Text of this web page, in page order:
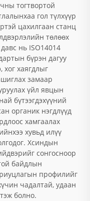
тогтвортой
гол түлхүүр
цахилгаан станц
төлөөх
нь ISO14014
бүрэн дагуу
хог хаягдлыг
замаар
үйл явцын
бүтээгдэхүүний
органик нэгдлүүд
хамгаалах
хувьд илүү
Хсиндын
сонгосноор
байдлын
профилийг
чадалтай, удаан
болно.